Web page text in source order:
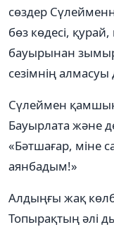
сөздер
бөз көдесі,
бауырынан
сезімнің алмасуы
Сүлеймен
Бауырлата және
«Бәтшағар, міне
аянбадым!»
Алдыңғы жақ
Топырақтың әлі